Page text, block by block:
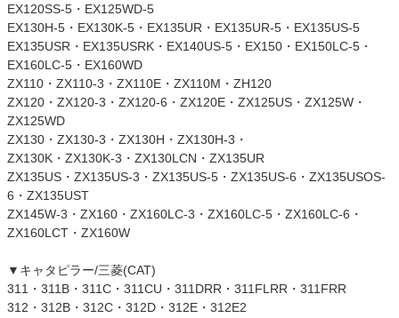
EX120SS-5・EX125WD-5
EX130H-5・EX130K-5・EX135UR・EX135UR-5・EX135US-5
EX135USR・EX135USRK・EX140US-5・EX150・EX150LC-5・
EX160LC-5・EX160WD
ZX110・ZX110-3・ZX110E・ZX110M・ZH120
ZX120・ZX120-3・ZX120-6・ZX120E・ZX125US・ZX125W・
ZX125WD
ZX130・ZX130-3・ZX130H・ZX130H-3・
ZX130K・ZX130K-3・ZX130LCN・ZX135UR
ZX135US・ZX135US-3・ZX135US-5・ZX135US-6・ZX135USOS-
6・ZX135UST
ZX145W-3・ZX160・ZX160LC-3・ZX160LC-5・ZX160LC-6・
ZX160LCT・ZX160W
▼キャタピラー/三菱(CAT)
311・311B・311C・311CU・311DRR・311FLRR・311FRR
312・312B・312C・312D・312E・312E2